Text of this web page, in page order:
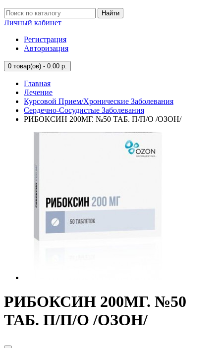
Найти
Личный кабинет
Регистрация
Авторизация
0 товар(ов) - 0.00 р.
Главная
Лечение
Курсовой Прием/Хронические Заболевания
Сердечно-Сосудистые Заболевания
РИБОКСИН 200МГ. №50 ТАБ. П/П/О /ОЗОН/
РИБОКСИН 200МГ. №50
ТАБ. П/П/О /ОЗОН/